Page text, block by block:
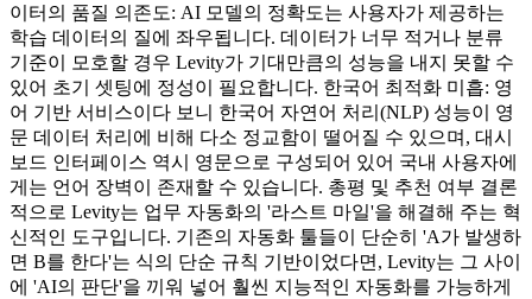
이터의 품질 의존도: AI 모델의 정확도는 사용자가 제공하는
학습 데이터의 질에 좌우됩니다. 데이터가 너무 적거나 분류
기준이 모호할 경우 Levity가 기대만큼의 성능을 내지 못할 수
있어 초기 셋팅에 정성이 필요합니다. 한국어 최적화 미흡: 영
어 기반 서비스이다 보니 한국어 자연어 처리(NLP) 성능이 영
문 데이터 처리에 비해 다소 정교함이 떨어질 수 있으며, 대시
보드 인터페이스 역시 영문으로 구성되어 있어 국내 사용자에
게는 언어 장벽이 존재할 수 있습니다. 총평 및 추천 여부 결론
적으로 Levity는 업무 자동화의 '라스트 마일'을 해결해 주는 혁
신적인 도구입니다. 기존의 자동화 툴들이 단순히 'A가 발생하
면 B를 한다'는 식의 단순 규칙 기반이었다면, Levity는 그 사이
에 'AI의 판단'을 끼워 넣어 훨씬 지능적인 자동화를 가능하게